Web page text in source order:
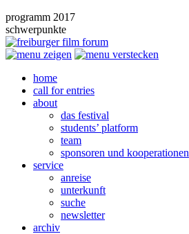
programm 2017
schwerpunkte
home
call for entries
about
das festival
students’ platform
team
sponsoren und kooperationen
service
anreise
unterkunft
suche
newsletter
archiv